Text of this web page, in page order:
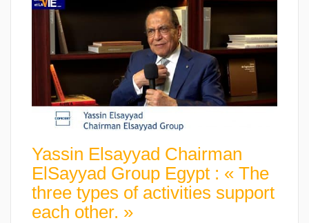
Yassin Elsayyad Chairman
ElSayyad Group Egypt : « The
three types of activities support
each other. »